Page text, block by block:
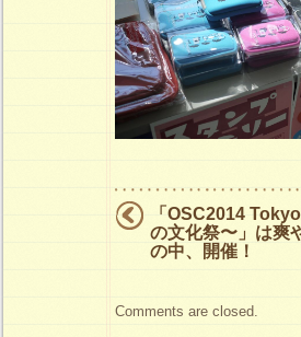
「OSC2014
の文化祭〜」は爽
の中、開催！
Comments are closed.